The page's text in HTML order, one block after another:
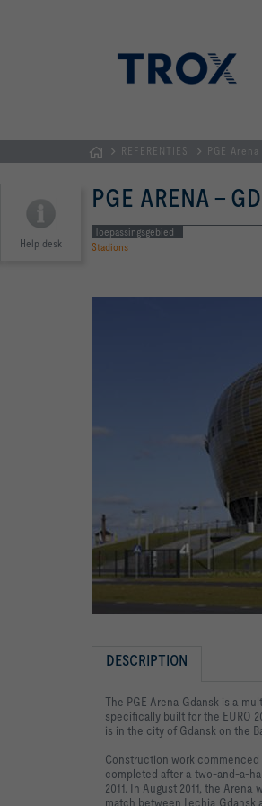
REFERENTIES PGE
Help desk
PGE ARENA -
Toepassingsgebied
Stadions
DESCRIPTION
The PGE Arena Gdansk is a
specifically built for the EURO
is in the city of Gdansk on the
Construction work commenced
completed after a two-and-a-
2011. In August 2011, the
match between Lechia Gdansk